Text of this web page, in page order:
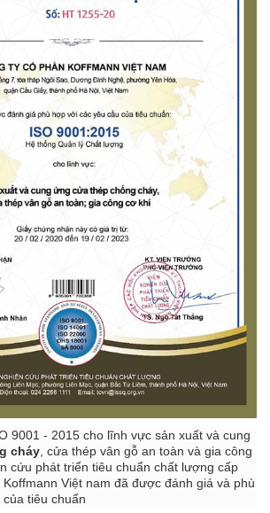
9001 - 2015 cho lĩnh vực sản xuất và cung
cháy, cửa thép vân gỗ an toàn và gia công
cứu phát triển tiêu chuẩn chất lượng cấp
Việt nam đã được đánh giá và phù
tiêu chuẩn